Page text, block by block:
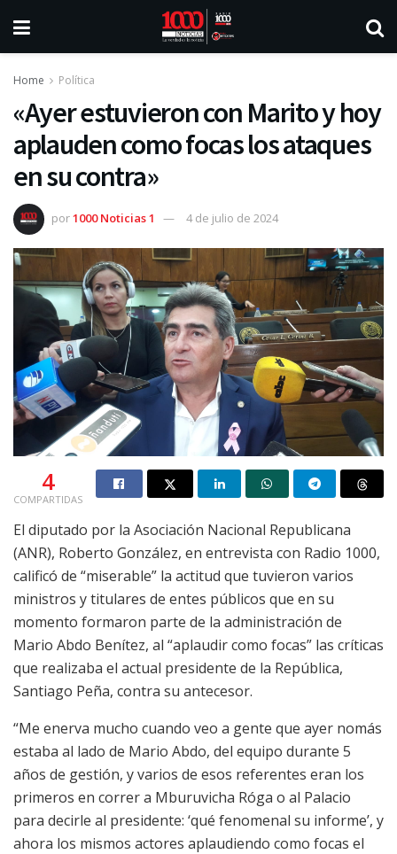
Home Política
«Ayer estuvieron con Marito y hoy
aplauden como focas los ataques
en su contra»
por1000 Noticias 1 4 de julio de 2024
4
COMPARTIDAS
El diputado por la Asociación Nacional Republicana
(ANR), Roberto González, en entrevista con Radio 1000,
calificó de “miserable” la actitud que tuvieron varios
ministros y titulares de entes públicos que en su
momento formaron parte de la administración de
Mario Abdo Benítez, al “aplaudir como focas” las críticas
que realizaba el actual presidente de la República,
Santiago Peña, contra su antecesor.
“Me enerva mucho cuando veo a gente que ayer nomás
estaba al lado de Mario Abdo, del equipo durante 5
años de gestión, y varios de esos referentes eran los
primeros en correr a Mburuvicha Róga o al Palacio
para decirle al presidente: ‘qué fenomenal su informe’, y
ahora los mismos actores aplaudiendo como focas el